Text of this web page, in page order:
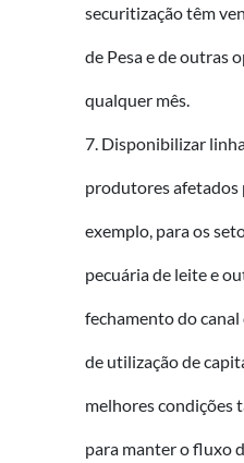
securitização têm
de Pesa e de outras
qualquer mês.
7. Disponibilizar
produtores afetados
exemplo, para os
pecuária de leite e
fechamento do canal
de utilização de
melhores condições
para manter o fluxo